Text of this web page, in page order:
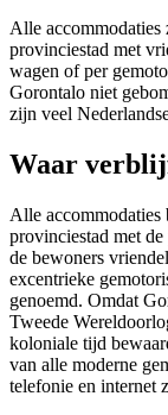
Alle accommodaties
provinciestad met
wagen of per
Gorontalo niet
zijn veel
Waar
Alle accommodaties
provinciestad met
de bewoners
excentrieke
genoemd. Omdat
Tweede
koloniale tijd
van alle moderne
telefonie en internet